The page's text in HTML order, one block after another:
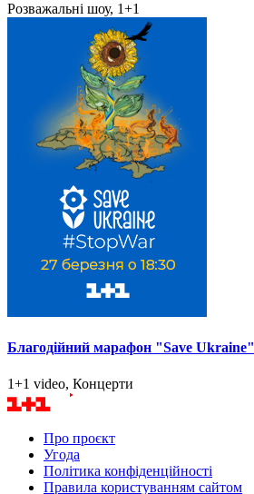
Розважальні шоу, 1+1
Благодійний марафон "Save Ukraine"
1+1 video, Концерти
Про проєкт
Угода
Політика конфіденційності
Правила користуванням сайтом